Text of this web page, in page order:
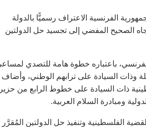
الفرنسية الاعتراف رسميًّا بالدولة
الصحيح المفضي إلى تجسيد حل الدولتين
باعتباره خطوة هامة للتصدي
وذات السيادة على ترابهم الوطني، وأضاف
ذات السيادة على خطوط الرابع من
الفلسطينية وتنفيذ حل الدولتين المُقرَّر